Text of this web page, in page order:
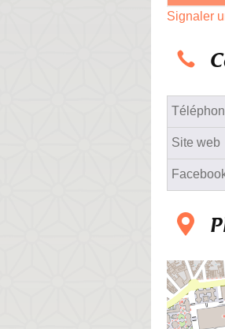
Signaler
Site web